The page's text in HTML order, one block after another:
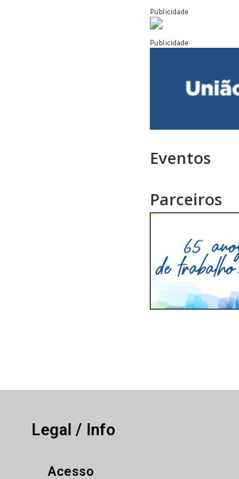
Publicidade
Publicidade
Eventos
Parceiros
Legal / Info
Acesso